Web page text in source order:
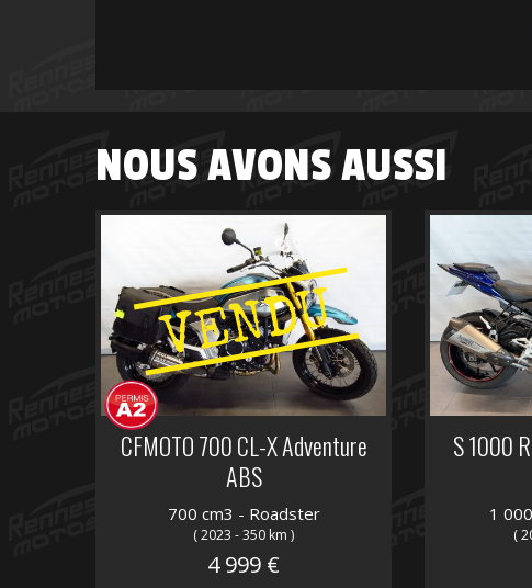
NOUS AVONS AUSSI
VENDU
CFMOTO 700 CL-X Adventure
ABS
700 cm3 - Roadster
( 2023 - 350 km )
4 999 €
S 1000
1
(